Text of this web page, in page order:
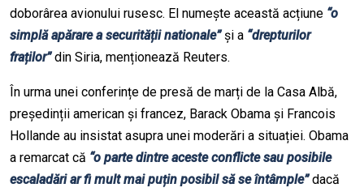
doborârea avionului rusesc. El numește această acțiune “o
simplă apărare a securității nationale”și a “drepturilor
fraților”din Siria, menționează Reuters.
În urma unei conferințe de presă de marți de la Casa Albă,
președinții american și francez, Barack Obama și Francois
Hollande au insistat asupra unei moderări a situației. Obama
a remarcat că “o parte dintre aceste conflicte sau posibile
escaladări ar fi mult mai puțin posibil să se întâmple”dacă